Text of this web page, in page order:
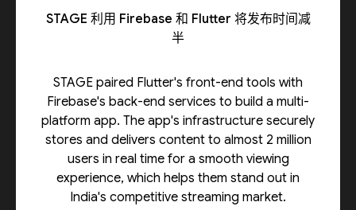
STAGE 利用 Firebase 和 Flutter 将发布时间减
半
STAGE paired Flutter's front-end tools with
Firebase's back-end services to build a multi-
platform app. The app's infrastructure securely
stores and delivers content to almost 2 million
users in real time for a smooth viewing
experience, which helps them stand out in
India's competitive streaming market.